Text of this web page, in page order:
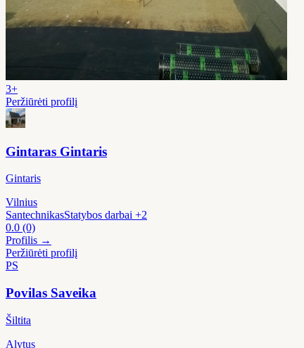
3+
Peržiūrėti profilį
Gintaras Gintaris
Gintaris
Vilnius
SantechnikasStatybos darbai +2
0.0 (0)
Profilis →
Peržiūrėti profilį
PS
Povilas Saveika
Šiltita
Alytus